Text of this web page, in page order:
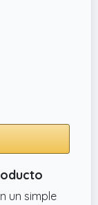
un simple